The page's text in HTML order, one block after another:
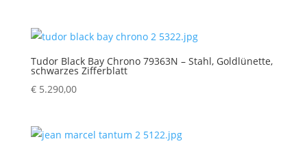
Tudor Black Bay Chrono 79363N – Stahl, Goldlünette,
schwarzes Zifferblatt
€5.290,00